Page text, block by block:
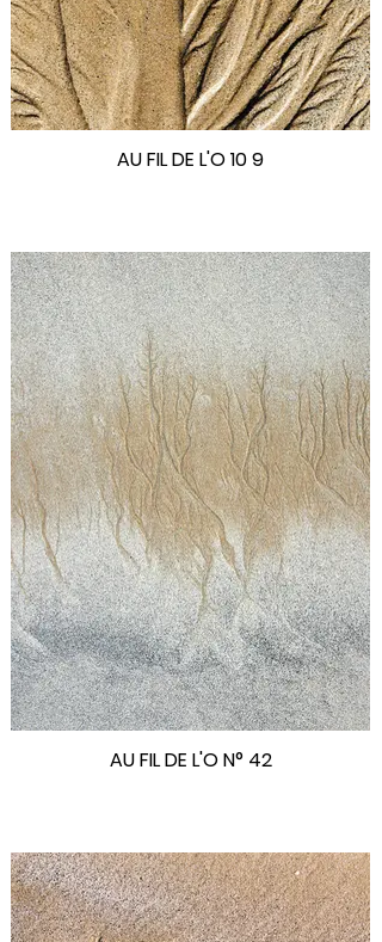
AU FIL DE L'O 10 9
AU FIL DE L'O N° 42